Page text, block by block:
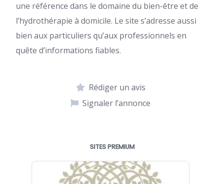
une référence dans le domaine du bien-être et de
l’hydrothérapie à domicile. Le site s’adresse aussi
bien aux particuliers qu’aux professionnels en
quête d’informations fiables.
Rédiger un avis
Signaler l’annonce
SITES PREMIUM